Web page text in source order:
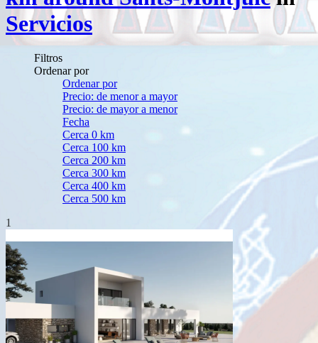
Servicios
Filtros
Ordenar por
Ordenar por
Precio: de menor a mayor
Precio: de mayor a menor
Fecha
Cerca 0 km
Cerca 100 km
Cerca 200 km
Cerca 300 km
Cerca 400 km
Cerca 500 km
1